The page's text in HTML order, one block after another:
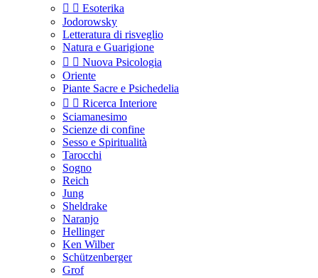
  Esoterika
Jodorowsky
Letteratura di risveglio
Natura e Guarigione
  Nuova Psicologia
Oriente
Piante Sacre e Psichedelia
  Ricerca Interiore
Sciamanesimo
Scienze di confine
Sesso e Spiritualità
Tarocchi
Sogno
Reich
Jung
Sheldrake
Naranjo
Hellinger
Ken Wilber
Schützenberger
Grof